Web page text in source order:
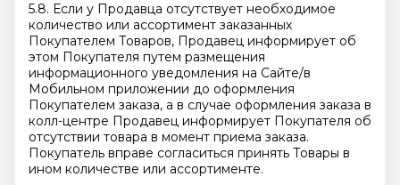
5.8. Если у Продавца отсутствует необходимое
количество или ассортимент заказанных
Покупателем Товаров, Продавец информирует об
этом Покупателя путем размещения
информационного уведомления на Сайте/в
Мобильном приложении до оформления
Покупателем заказа, а в случае оформления заказа в
колл-центре Продавец информирует Покупателя об
отсутствии товара в момент приема заказа.
Покупатель вправе согласиться принять Товары в
ином количестве или ассортименте.